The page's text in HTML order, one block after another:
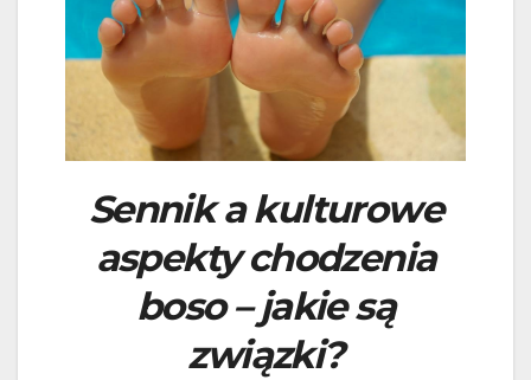
Sennik a kulturowe
aspekty chodzenia
boso – jakie są
związki?